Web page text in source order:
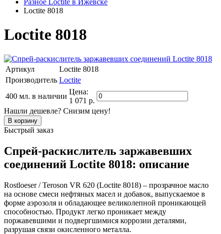
Разное Loctite в Ижевске
Loctite 8018
Loctite 8018
Артикул
Loctite 8018
Производитель Loctite
400 мл. в наличии
Цена:
1 071 р.
Нашли дешевле? Снизим цену!
Быстрый заказ
Спрей-раскислитель заржавевших
соединений Loctite 8018: описание
Rostloeser / Teroson VR 620 (Loctite 8018) – прозрачное масло
на основе смеси нефтяных масел и добавок, выпускаемое в
форме аэрозоля и обладающее великолепной проникающей
способностью. Продукт легко проникает между
поржавевшими и подвергшимися коррозии деталями,
разрушая связи окисленного металла.